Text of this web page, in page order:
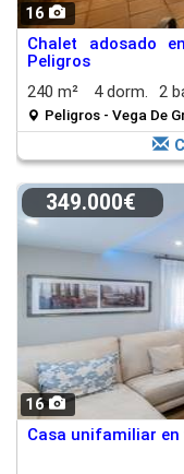
16
Chalet adosado
Peligros
240 m²
4 dorm. 2
Peligros - Vega De
16
349.000€
Casa unifamiliar en